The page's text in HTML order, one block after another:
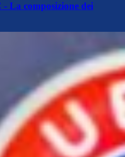
- La composizione dei